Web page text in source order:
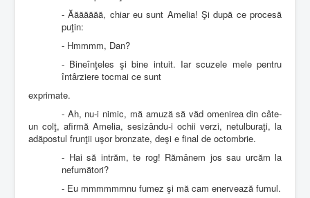
- Ăăăăăăă, chiar eu sunt Amelia! Şi după ce procesă
puţin:
- Hmmmm, Dan?
- Bineînţeles şi bine intuit. Iar scuzele mele pentru
întârziere tocmai ce sunt
exprimate.
- Ah, nu-i nimic, mă amuză să văd omenirea din câte-
un colţ, afirmă Amelia, sesizându-i ochii verzi, netulburaţi, la
adăpostul frunţii uşor bronzate, deşi e final de octombrie.
- Hai să intrăm, te rog! Rămânem jos sau urcăm la
nefumători?
- Eu mmmmmmnu fumez şi mă cam enervează fumul.